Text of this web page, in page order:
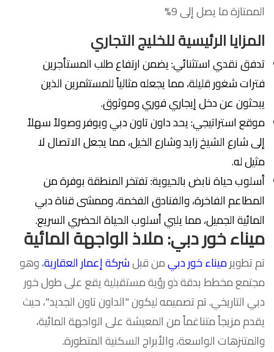
الممتازة ما يصل إلى 9%
المزايا الرئيسية للخليج التجاري
تدفق نقدي استثنائي: يضمن ارتفاع طلب المستأجرين
فترات شغور قليلة، مما يجعله مثالياً للمستثمرين الذين
يبحثون عن دخل إيجاري فوري وموثوق.
موقع استراتيجي: يحد داون تاون دبي ويوفر وصولاً سهلاً
إلى شارع الشيخ زايد وشارع الخيل، مما يجعل الاتصال لا
مثيل له.
أسلوب حياة نابض بالحيوية: تفتخر المنطقة بوفرة من
المطاعم الفاخرة، والفنادق الفخمة، وممشى قناة دبي
المائية الجميل، مما يلبي أسلوب الحياة الحضري السريع.
ميناء خور دبي: ملاذ الواجهة المائية
تم تطويرميناء خور دبيمن قبلشركة إعمار العقارية، وهو
مجتمع مخطط بدقة ذو رؤية مستقبلية يقع على طول خور
دبي التاريخي. تم تصميمه ليكون "الداون تاون الجديد"، حيث
يقدم مزيجاً متناغماً من المعيشة على الواجهة المائية،
والمتنزهات الواسعة، والأبراج السكنية المتطورة.